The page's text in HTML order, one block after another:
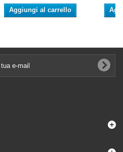
Aggiungi al carrello